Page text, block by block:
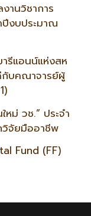
านวิชาการ
ปีงบประมาณ
ารีแอนน์แห่งสห
บคณาจารย์ผู้
ม่ วช.” ประจำ
จัยมืออาชีพ
Fund (FF)